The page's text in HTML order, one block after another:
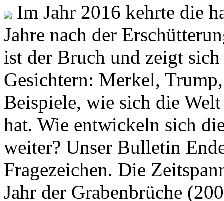
Im Jahr 2016 kehrte die
Jahre nach der
ist der Bruch und zeigt
Gesichtern: Merkel,
Beispiele, wie sich die
hat. Wie entwickeln sich
weiter? Unser Bulletin
Fragezeichen. Die
Jahr der Grabenbrüche